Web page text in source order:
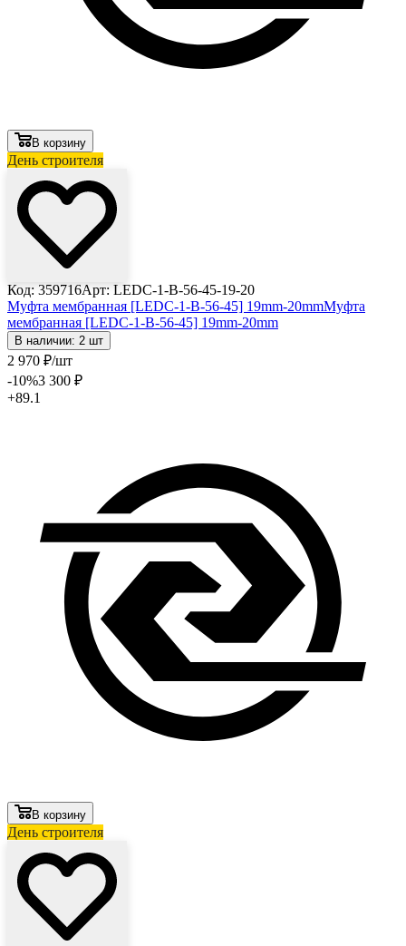
В корзину
День строителя
Код: 359716Арт: LEDC-1-B-56-45-19-20
Муфта мембранная [LEDC-1-B-56-45] 19mm-20mmМуфта
мембранная [LEDC-1-B-56-45] 19mm-20mm
В наличии: 2 шт
2 970 ₽/шт
-10%3 300 ₽
+89.1
В корзину
День строителя